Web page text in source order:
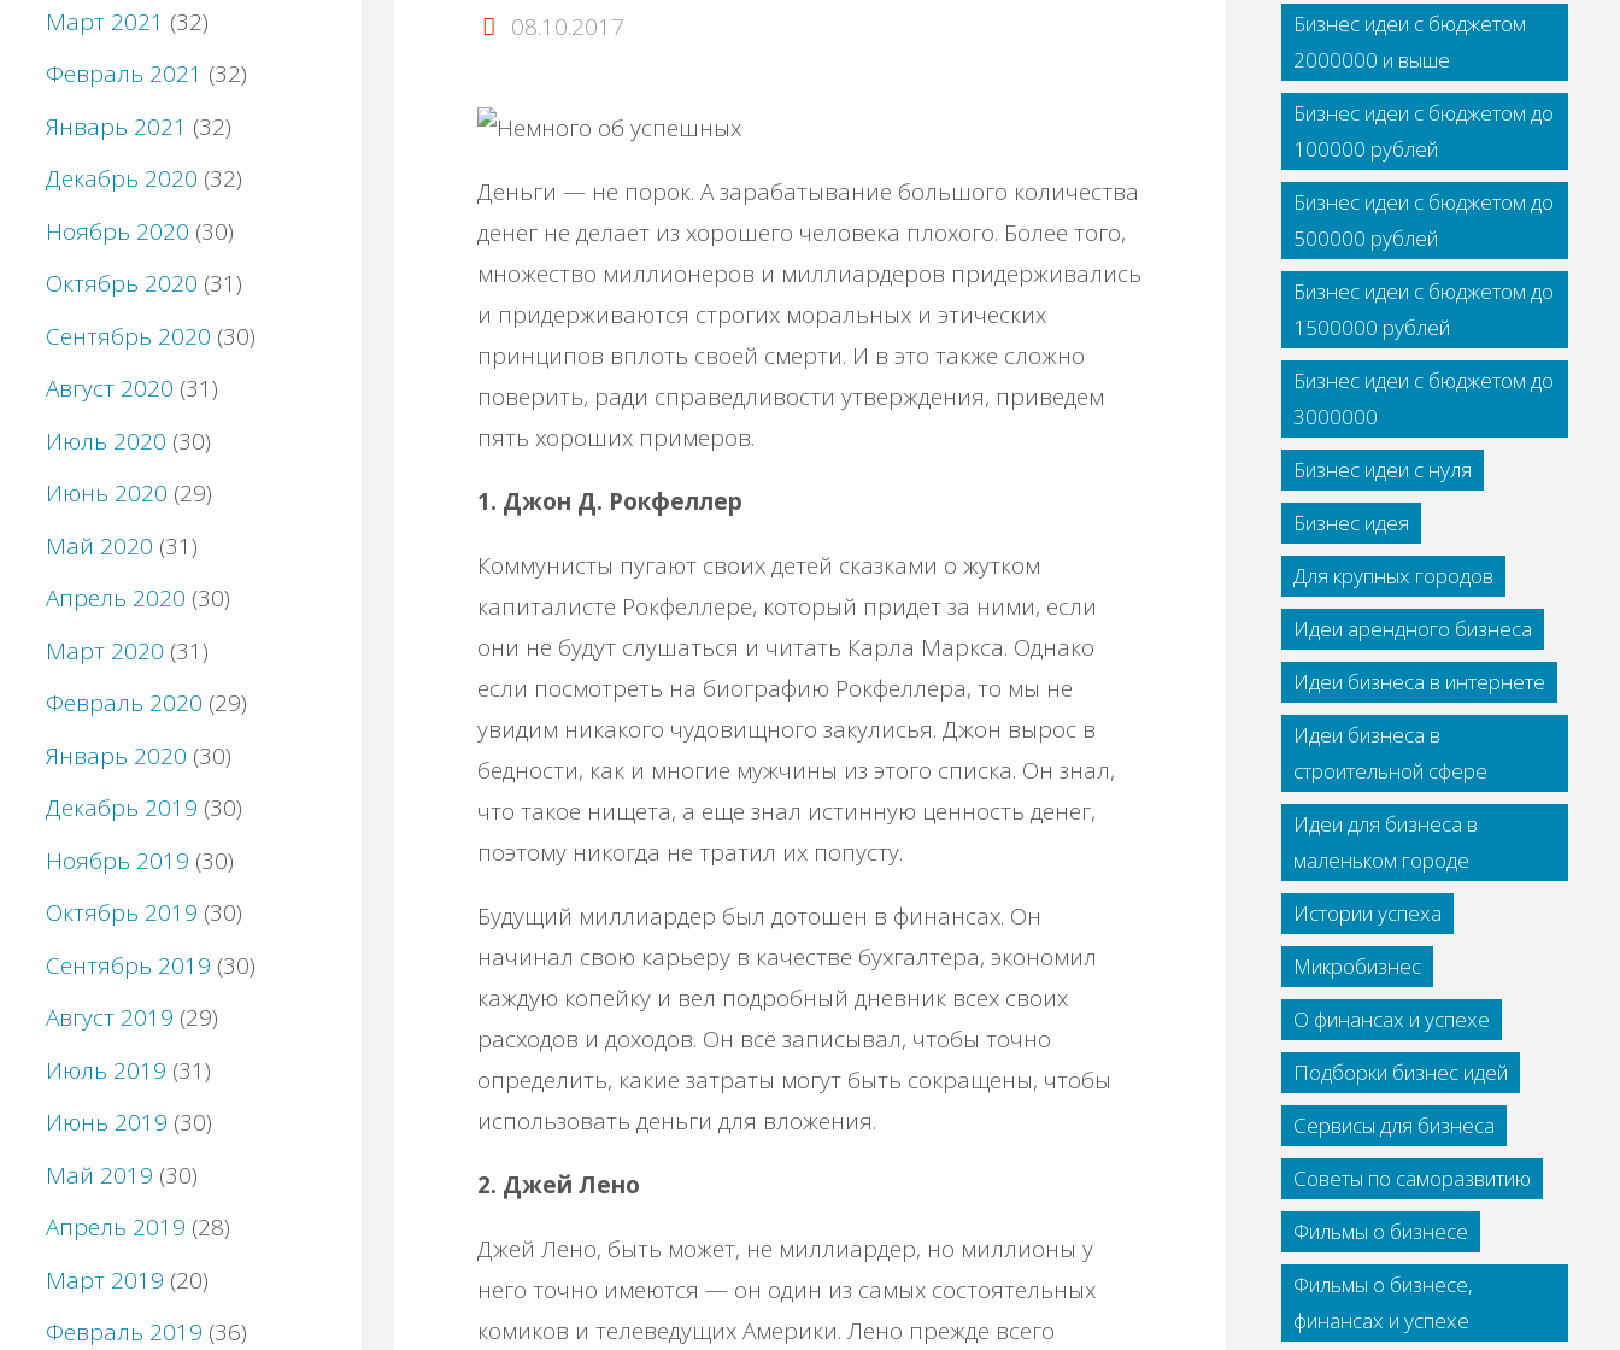
08.10.2017
Деньги — не порок. А зарабатывание большого количества
денег не делает из хорошего человека плохого. Более того,
множество миллионеров и миллиардеров придерживались
и придерживаются строгих моральных и этических
принципов вплоть своей смерти. И в это также сложно
поверить, ради справедливости утверждения, приведем
пять хороших примеров.
1. Джон Д. Рокфеллер
Коммунисты пугают своих детей сказками о жутком
капиталисте Рокфеллере, который придет за ними, если
они не будут слушаться и читать Карла Маркса. Однако
если посмотреть на биографию Рокфеллера, то мы не
увидим никакого чудовищного закулисья. Джон вырос в
бедности, как и многие мужчины из этого списка. Он знал,
что такое нищета, а еще знал истинную ценность денег,
поэтому никогда не тратил их попусту.
Будущий миллиардер был дотошен в финансах. Он
начинал свою карьеру в качестве бухгалтера, экономил
каждую копейку и вел подробный дневник всех своих
расходов и доходов. Он всё записывал, чтобы точно
определить, какие затраты могут быть сокращены, чтобы
использовать деньги для вложения.
2. Джей Лено
Джей Лено, быть может, не миллиардер, но миллионы у
него точно имеются — он один из самых состоятельных
комиков и телеведущих Америки. Лено прежде всего
Март 2021 (32)
Февраль 2021 (32)
Январь 2021 (32)
Декабрь 2020 (32)
Ноябрь 2020 (30)
Октябрь 2020 (31)
Сентябрь 2020 (30)
Август 2020 (31)
Июль 2020 (30)
Июнь 2020 (29)
Май 2020 (31)
Апрель 2020 (30)
Март 2020 (31)
Февраль 2020 (29)
Январь 2020 (30)
Декабрь 2019 (30)
Ноябрь 2019 (30)
Октябрь 2019 (30)
Сентябрь 2019 (30)
Август 2019 (29)
Июль 2019 (31)
Июнь 2019 (30)
Май 2019 (30)
Апрель 2019 (28)
Март 2019 (20)
Февраль 2019 (36)
Бизнес идеи с бюджетом
2000000 и выше
Бизнес идеи с бюджетом до
100000 рублей
Бизнес идеи с бюджетом до
500000 рублей
Бизнес идеи с бюджетом до
1500000 рублей
Бизнес идеи с бюджетом до
3000000
Бизнес идеи с нуля
Бизнес идея
Для крупных городов
Идеи арендного бизнеса
Идеи бизнеса в интернете
Идеи бизнеса в
строительной сфере
Идеи для бизнеса в
маленьком городе
Истории успеха
Микробизнес
О финансах и успехе
Подборки бизнес идей
Сервисы для бизнеса
Советы по саморазвитию
Фильмы о бизнесе
Фильмы о бизнесе,
финансах и успехе